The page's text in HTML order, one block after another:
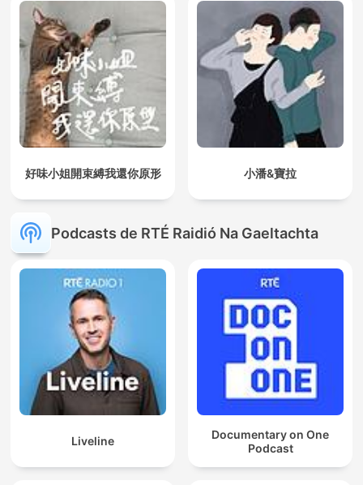
好味小姐開束縛我還你原形 小潘&寶拉
Podcasts de RTÉ Raidió Na Gaeltachta
Liveline
Documentary on One
Podcast